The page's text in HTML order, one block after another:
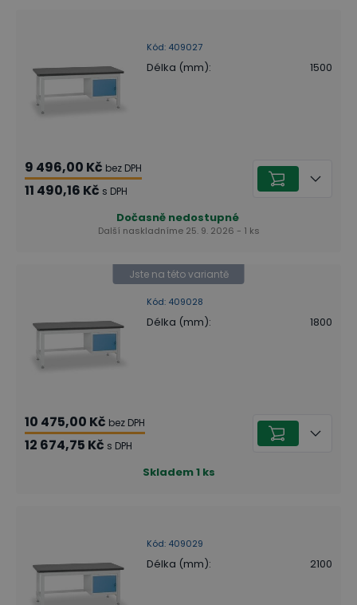
Kód: 409027
Délka (mm): 1500
9 496,00 Kč bez DPH
11 490,16 Kč s DPH
Dočasně nedostupné
Další naskladníme 25. 9. 2026 - 1 ks
Kód: 409028
Jste na této variantě
Délka (mm): 1800
10 475,00 Kč bez DPH
12 674,75 Kč s DPH
Skladem1 ks
Kód: 409029
Délka (mm): 2100